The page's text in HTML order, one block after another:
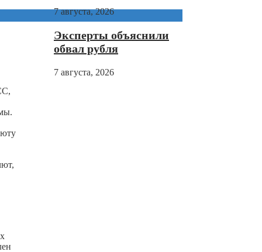
7 августа, 2026
Эксперты объяснили
обвал рубля
7 августа, 2026